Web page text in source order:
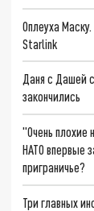
Оплеуха
Starlink
Даня с Дашей
закончились
"Очень плохие
НАТО впервые
приграничье?
Три главных